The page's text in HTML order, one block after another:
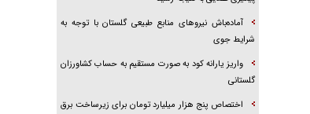
آیا مقاومت فلسطین خلع‌سلاح می‌شود؟
آماده‌باش نیروهای منابع طبیعی گلستان با توجه به
شرایط جوی
واریز یارانه کود به صورت مستقیم به حساب کشاورزان
گلستانی
اختصاص پنج هزار میلیارد تومان برای زیرساخت برق